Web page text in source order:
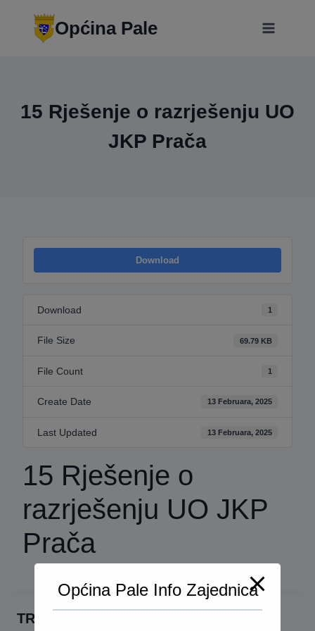
Općina Pale
15 Rješenje o razrješenju UO
JKP Prača
Download
Download 1
File Size 69.79 KB
File Count 1
Create Date 13 Februara, 2025
Last Updated 13 Februara, 2025
15 Rješenje o
razrješenju UO JKP
Prača
TRAŽI
Općina Pale Info Zajednica